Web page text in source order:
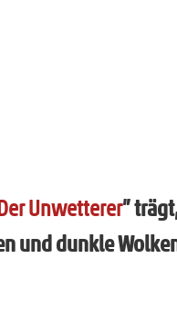
Unwetterer”
und dunkle